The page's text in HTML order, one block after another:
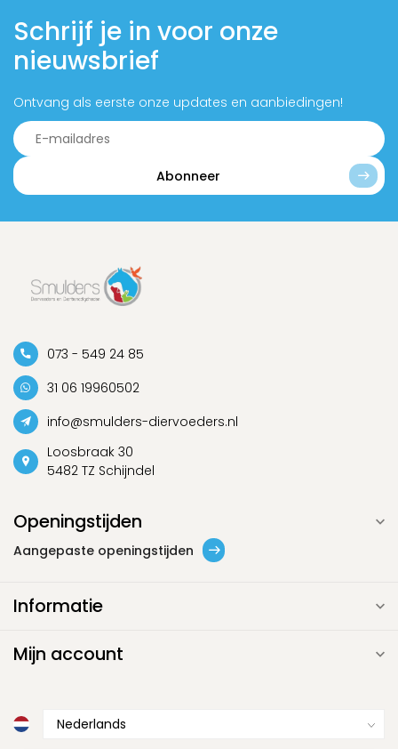
Schrijf je in voor onze
nieuwsbrief
Ontvang als eerste onze updates en aanbiedingen!
Abonneer
073 - 549 24 85
31 06 19960502
info@smulders-diervoeders.nl
Loosbraak 30
5482 TZ Schijndel
Openingstijden
Aangepaste openingstijden
Informatie
Mijn account